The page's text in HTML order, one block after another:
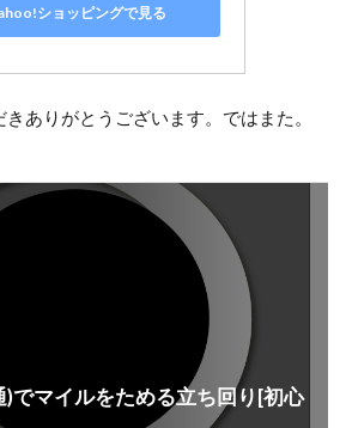
ショッピングで見る
ありがとうございます。ではまた。
)でマイルをためる立ち回り[初心